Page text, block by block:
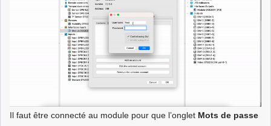
Il faut être connecté au module pour que l’onglet Mots de passe